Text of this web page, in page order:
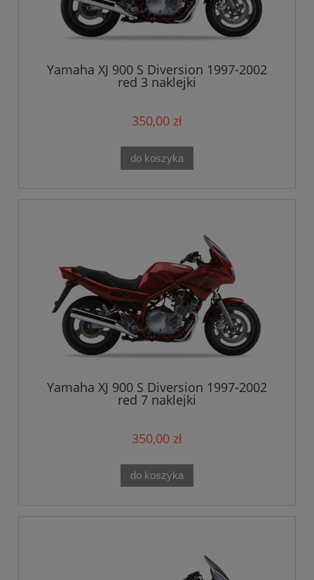
Yamaha XJ 900 S Diversion 1997-2002
red 3 naklejki
350,00 zł
do koszyka
Yamaha XJ 900 S Diversion 1997-2002
red 7 naklejki
350,00 zł
do koszyka